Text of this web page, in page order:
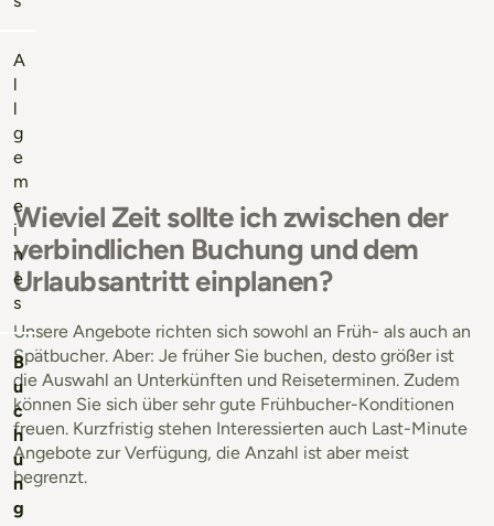
Wieviel Zeit sollte ich zwischen der
verbindlichen Buchung und dem
Urlaubsantritt einplanen?
Unsere Angebote richten sich sowohl an Früh- als auch an
Spätbucher. Aber: Je früher Sie buchen, desto größer ist
die Auswahl an Unterkünften und Reiseterminen. Zudem
können Sie sich über sehr gute Frühbucher-Konditionen
freuen. Kurzfristig stehen Interessierten auch Last-Minute
Angebote zur Verfügung, die Anzahl ist aber meist
begrenzt.
A
l
l
g
e
m
e
i
n
e
s
B
u
c
h
u
n
g